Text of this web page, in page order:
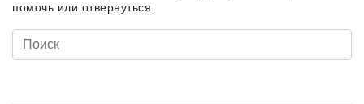
помочь или отвернуться.